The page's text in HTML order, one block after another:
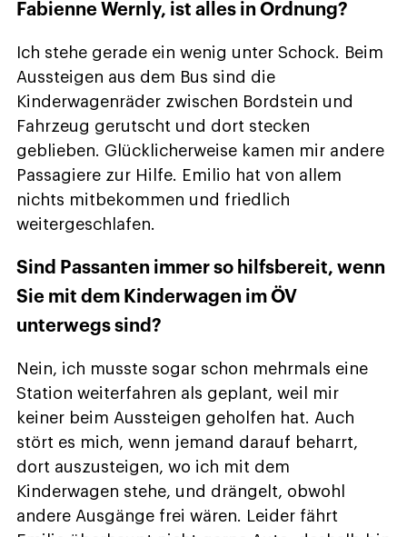
Fabienne Wernly, ist alles in Ordnung?
Ich stehe gerade ein wenig unter Schock. Beim
Aussteigen aus dem Bus sind die
Kinderwagenräder zwischen Bordstein und
Fahrzeug gerutscht und dort stecken
geblieben. Glücklicherweise kamen mir andere
Passagiere zur Hilfe. Emilio hat von allem
nichts mitbekommen und friedlich
weitergeschlafen.
Sind Passanten immer so hilfsbereit, wenn
Sie mit dem Kinderwagen im ÖV
unterwegs sind?
Nein, ich musste sogar schon mehrmals eine
Station weiterfahren als geplant, weil mir
keiner beim Aussteigen geholfen hat. Auch
stört es mich, wenn jemand darauf beharrt,
dort auszusteigen, wo ich mit dem
Kinderwagen stehe, und drängelt, obwohl
andere Ausgänge frei wären. Leider fährt